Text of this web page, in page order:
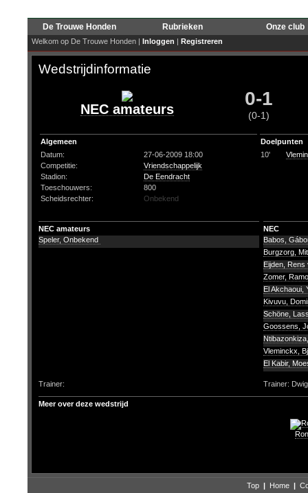
De Trouwe Honden Rubrieken Onze club
Welkom op De Trouwe Honden | Inloggen | Registreren
Wedstrijdinformatie
NEC amateurs 0-1
(0-1)
Algemeen
Datum:
27-06-2009 18:00
Competitie:
Vriendschappelijk
Stadion:
De Eendracht
Toeschouwers:
800
Scheidsrechter:
Onbekend
Doelpunten
10'
NEC amateurs
NEC
Speler, Onbekend
Babos,
Burgzorg,
Eijden, Rens
Zomer,
El Akchaoui,
Kivuvu,
Schöne,
Goossens,
Vleminckx,
El Kabir,
Trainer: Trainer:
Meer over deze wedstrijd
Top | Home |